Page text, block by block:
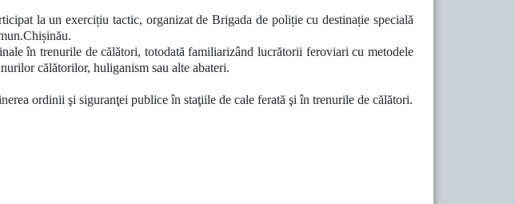
la un exercițiu tactic, organizat de Brigada de poliție cu destinație specială
în trenurile de călători, totodată familiarizând lucrătorii feroviari cu metodele
călătorilor, huliganism sau alte abateri.
ordinii şi siguranţei publice în staţiile de cale ferată şi în trenurile de călători.